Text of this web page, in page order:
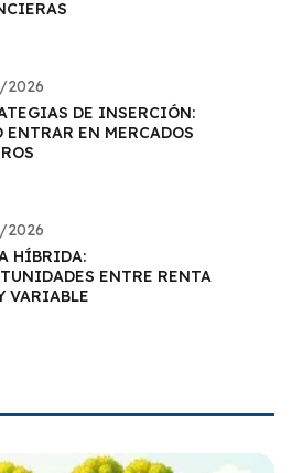
2026
DE INSERCIÓN:
ENTRAR EN MERCADOS
2026
HÍBRIDA:
ENTRE RENTA
VARIABLE